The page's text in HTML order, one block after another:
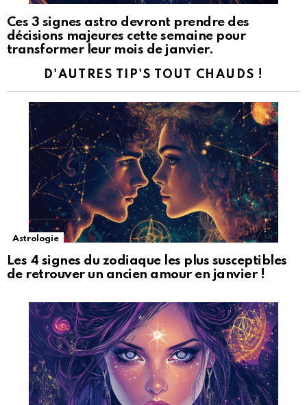
Ces 3 signes astro devront prendre des
décisions majeures cette semaine pour
transformer leur mois de janvier.
D'AUTRES TIP'S TOUT CHAUDS !
Astrologie
Les 4 signes du zodiaque les plus susceptibles
de retrouver un ancien amour en janvier !